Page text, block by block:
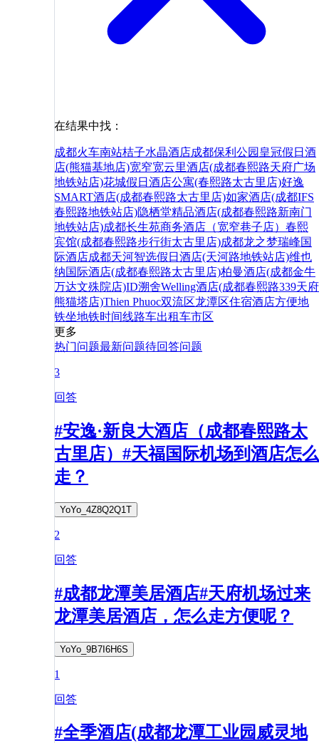
在结果中找：
成都火车南站桔子水晶酒店成都保利公园皇冠假日酒
店(熊猫基地店)宽窄宽云里酒店(成都春熙路天府广场
地铁站店)花城假日酒店公寓(春熙路太古里店)好逸
SMART酒店(成都春熙路太古里店)如家酒店(成都IFS
春熙路地铁站店)隐栖堂精品酒店(成都春熙路新南门
地铁站店)成都长生苑商务酒店（宽窄巷子店） 春熙
宾馆(成都春熙路步行街太古里店)成都龙之梦瑞峰国
际酒店成都天河智选假日酒店(天河路地铁站店)维也
纳国际酒店(成都春熙路太古里店)柏曼酒店(成都金牛
万达文殊院店)ID溯舍Welling酒店(成都春熙路339天府
熊猫塔店)Thien Phuoc双流区龙潭区住宿酒店方便地
铁坐地铁时间线路车出租车市区
更多
热门问题最新问题待回答问题
3
回答
#安逸·新良大酒店（成都春熙路太
古里店）#天福国际机场到酒店怎么
走？
YoYo_4Z8Q2Q1T
2
回答
#成都龙潭美居酒店#天府机场过来
龙潭美居酒店，怎么走方便呢？
YoYo_9B7I6H6S
1
回答
#全季酒店(成都龙潭工业园威灵地